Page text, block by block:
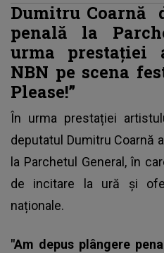
Dumitru Coarnă
penală la
urma prestației
NBN pe scena
Please!”
În urma prestației
deputatul Dumitru Coarnă
la Parchetul General, în
de incitare la ură și
naționale.
"Am depus plângere